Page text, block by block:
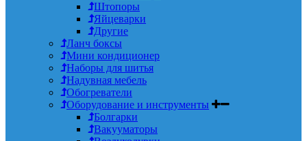
Штопоры
Яйцеварки
Другие
Ланч боксы
Мини кондиционер
Наборы для шитья
Надувная мебель
Обогреватели
Оборудование и инструменты
Болгарки
Вакууматоры